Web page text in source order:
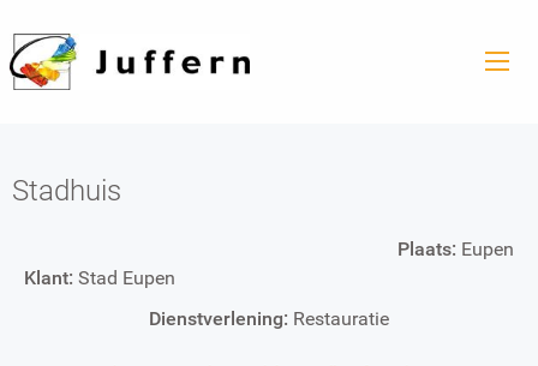
Stadhuis
Plaats: Eupen
Klant: Stad Eupen
Dienstverlening: Restauratie